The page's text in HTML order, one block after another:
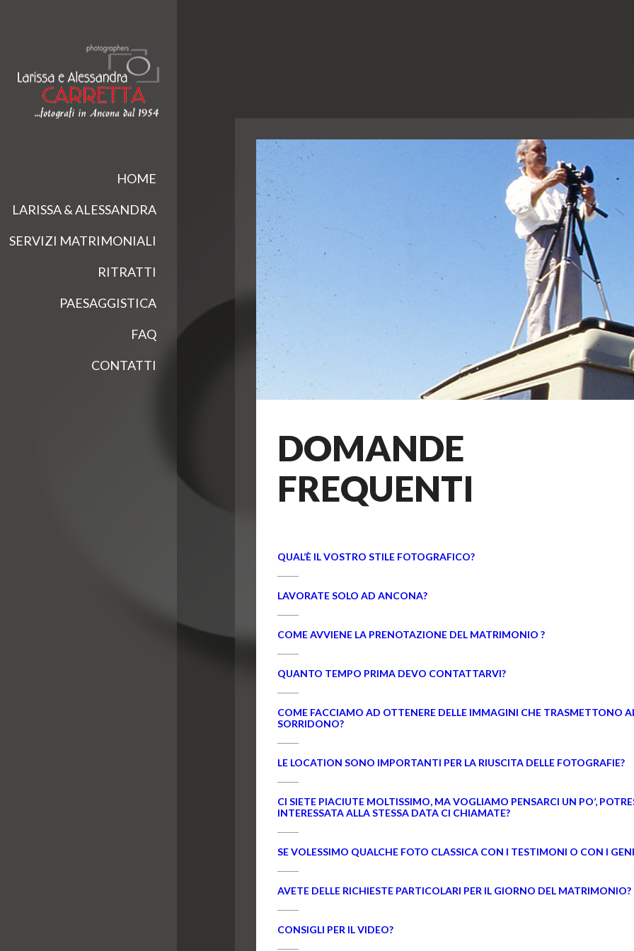
DOMANDE
FREQUENTI
QUAL’È IL VOSTRO STILE FOTOGRAFICO?
LAVORATE SOLO AD ANCONA?
COME AVVIENE LA PRENOTAZIONE DEL MATRIMONIO ?
QUANTO TEMPO PRIMA DEVO CONTATTARVI?
COME FACCIAMO AD OTTENERE DELLE IMMAGINI CHE TRASMETTONO
SORRIDONO?
LE LOCATION SONO IMPORTANTI PER LA RIUSCITA DELLE FOTOGRAFIE?
CI SIETE PIACIUTE MOLTISSIMO, MA VOGLIAMO PENSARCI UN PO’,
INTERESSATA ALLA STESSA DATA CI CHIAMATE?
SE VOLESSIMO QUALCHE FOTO CLASSICA CON I TESTIMONI O CON I
AVETE DELLE RICHIESTE PARTICOLARI PER IL GIORNO DEL MATRIMONIO?
CONSIGLI PER IL VIDEO?
HOME
LARISSA & ALESSANDRA
SERVIZI MATRIMONIALI
RITRATTI
PAESAGGISTICA
FAQ
CONTATTI